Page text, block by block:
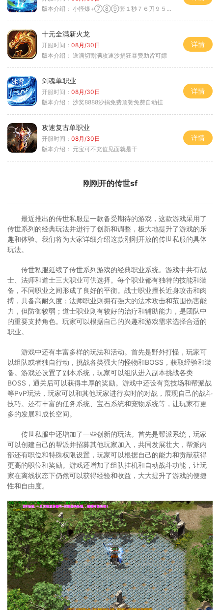
版本介绍： 小怪爆+⑦⑧⑨套１秒７６刀９５范围捡
十元全满新火龙
开服时间： 08月/30日
版本介绍： 送满切割满攻速沙捐狂暴赞助皆可嫖
详情
剑魂单职业
开服时间： 08月/30日
版本介绍： 沙奖8888沙捐免费顶赞免费自动挂
详情
攻速复古单职业
开服时间： 08月/30日
版本介绍： 元宝可不充值见面就是干
详情
刚刚开的传世sf
最近推出的传世私服是一款备受期待的游戏，这款游戏采用了
传世系列的经典玩法并进行了创新和调整，极大地提升了游戏的乐
趣和体验。我们将为大家详细介绍这款刚刚开放的传世私服的具体
玩法。
传世私服延续了传世系列游戏的经典职业系统。游戏中共有战
士、法师和道士三大职业可供选择。每个职业都有独特的技能和装
备，不同职业之间形成了良好的平衡。战士职业擅长近身攻击和肉
搏，具备高耐久度；法师职业则拥有强大的法术攻击和范围伤害能
力，但防御较弱；道士职业则有较好的治疗和辅助能力，是团队中
的重要支持角色。玩家可以根据自己的兴趣和游戏需求选择合适的
职业。
游戏中还有丰富多样的玩法和活动。首先是野外打怪，玩家可
以组队或者独自行动，挑战各类强大的怪物和BOSS，获取经验和装
备。游戏还设置了副本系统，玩家可以组队进入副本挑战各类
BOSS，通关后可以获得丰厚的奖励。游戏中还设有竞技场和帮派战
等PvP玩法，玩家可以和其他玩家进行实时的对战，展现自己的战斗
技巧。还有丰富的任务系统、宝石系统和宠物系统等，让玩家有更
多的发展和成长空间。
传世私服中还增加了一些创新的玩法。首先是帮派系统，玩家
可以创建自己的帮派并招募其他玩家加入，共同发展壮大，帮派内
部还有职位和特殊权限设置，玩家可以根据自己的能力和贡献获得
更高的职位和奖励。游戏还增加了组队挂机和自动战斗功能，让玩
家在离线状态下仍然可以获得经验和收益，大大提升了游戏的便捷
性和自由度。